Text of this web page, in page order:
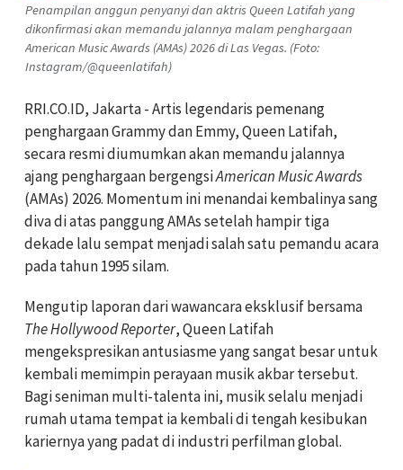
Penampilan anggun penyanyi dan aktris Queen Latifah yang
dikonfirmasi akan memandu jalannya malam penghargaan
American Music Awards (AMAs) 2026 di Las Vegas. (Foto:
Instagram/@queenlatifah)
RRI.CO.ID, Jakarta - Artis legendaris pemenang
penghargaan Grammy dan Emmy, Queen Latifah,
secara resmi diumumkan akan memandu jalannya
ajang penghargaan bergengsiAmerican Music Awards
(AMAs) 2026. Momentum ini menandai kembalinya sang
diva di atas panggung AMAs setelah hampir tiga
dekade lalu sempat menjadi salah satu pemandu acara
pada tahun 1995 silam.
Mengutip laporan dari wawancara eksklusif bersama
The Hollywood Reporter, Queen Latifah
mengekspresikan antusiasme yang sangat besar untuk
kembali memimpin perayaan musik akbar tersebut.
Bagi seniman multi-talenta ini, musik selalu menjadi
rumah utama tempat ia kembali di tengah kesibukan
kariernya yang padat di industri perfilman global.